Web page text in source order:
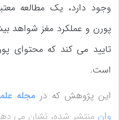
وجود دارد، یک مطالعه
پورن و عملکرد مغز شواهد
تایید می کند که محتوای
است.
این پژوهش که در مجله
وان منتشر شده، نشان می